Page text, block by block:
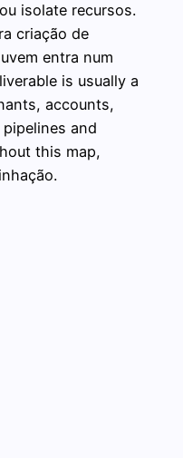
isolate recursos.
criação de
entra num
is usually a
accounts,
and
this map,